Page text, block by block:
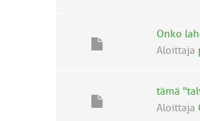
Onko
Aloittaja
tämä
Aloittaja